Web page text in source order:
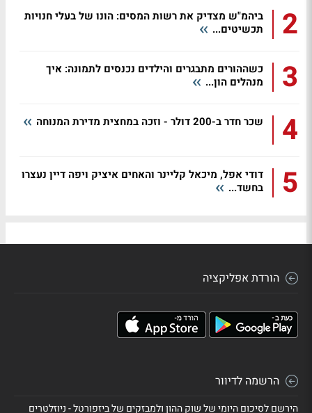
2
ביהמ"ש מצדיק את רשות המסים: הונו של בעלי חנויות
תכשיטים...
3
כשההורים מתבגרים והילדים נכנסים לתמונה: איך
מנהלים הון...
4 שכר חדר ב-200 דולר - וזכה במחצית מדירת המנוחה
5
דודי אפל, מיכאל קליינר והאחים איציק ויפה דיין נעצרו
בחשד...
הורדת אפליקציה
הרשמה לדיוור
הירשם לסיכום היומי של שוק ההון ולמבזקים של ביזפורטל - ניוזלטרים